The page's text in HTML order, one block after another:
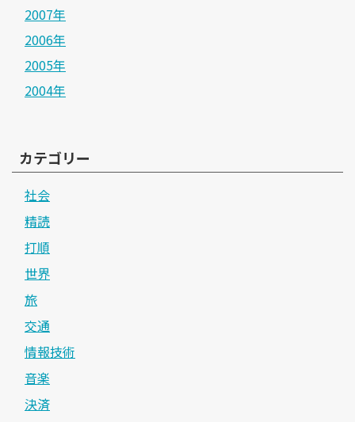
2007年
2006年
2005年
2004年
カテゴリー
社会
精読
打順
世界
旅
交通
情報技術
音楽
決済